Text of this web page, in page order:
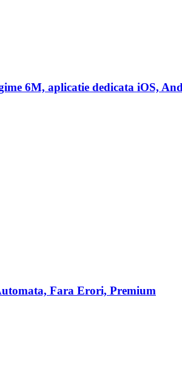
6M, aplicatie dedicata iOS,
Fara Erori, Premium